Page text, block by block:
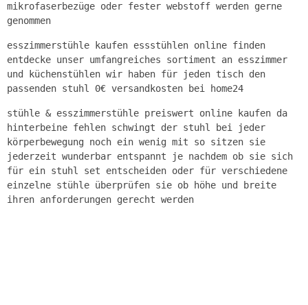
mikrofaserbezüge oder fester webstoff werden gerne
genommen
esszimmerstühle kaufen essstühlen online finden
entdecke unser umfangreiches sortiment an esszimmer
und küchenstühlen wir haben für jeden tisch den
passenden stuhl 0€ versandkosten bei home24
stühle & esszimmerstühle preiswert online kaufen da
hinterbeine fehlen schwingt der stuhl bei jeder
körperbewegung noch ein wenig mit so sitzen sie
jederzeit wunderbar entspannt je nachdem ob sie sich
für ein stuhl set entscheiden oder für verschiedene
einzelne stühle überprüfen sie ob höhe und breite
ihren anforderungen gerecht werden